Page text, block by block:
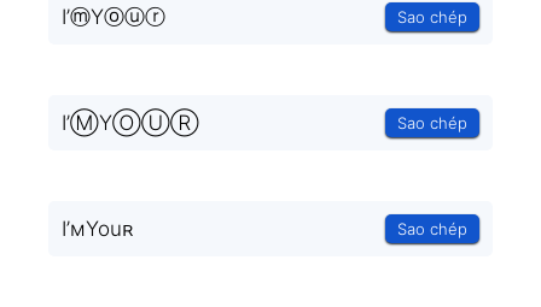
I’ⓜYⓞⓤⓡ Sao chép
I’ⓂYⓄⓊⓇ Sao chép
I’мYouʀ Sao chép